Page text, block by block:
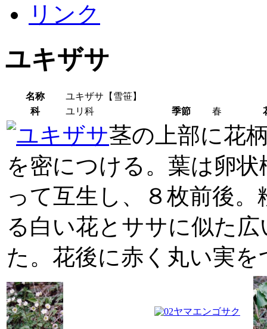
リンク
ユキザサ
名称
ユキザサ【雪笹】
科
ユリ科 季節 春
茎の上部に花
を密につける。葉は卵
って互生し、８枚前後
る白い花とササに似た
た。花後に赤く丸い実を
ヤマエンゴサク